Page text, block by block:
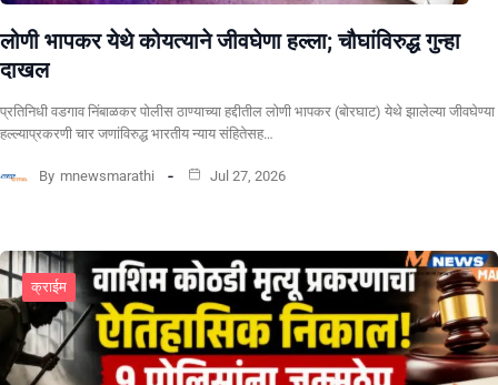
लोणी भापकर येथे कोयत्याने जीवघेणा हल्ला; चौघांविरुद्ध गुन्हा
दाखल
प्रतिनिधी वडगाव निंबाळकर पोलीस ठाण्याच्या हद्दीतील लोणी भापकर (बोरघाट) येथे झालेल्या जीवघेण्या
हल्ल्याप्रकरणी चार जणांविरुद्ध भारतीय न्याय संहितेसह…
By mnewsmarathi Jul 27, 2026
क्राईम